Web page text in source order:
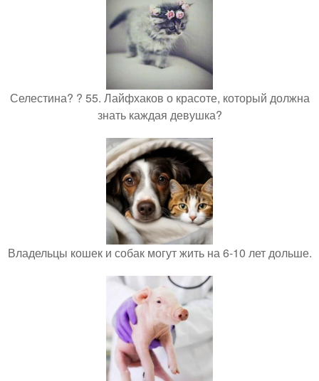
Селестина? ? 55. Лайфхаков о красоте, который должна
знать каждая девушка?
Владельцы кошек и собак могут жить на 6-10 лет дольше.